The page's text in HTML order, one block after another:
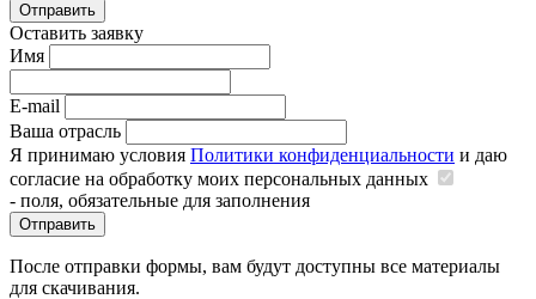
Отправить
Оставить заявку
Имя
E-mail
Ваша отрасль
Я принимаю условия Политики конфиденциальности и даю
согласие на обработку моих персональных данных
- поля, обязательные для заполнения
Отправить
После отправки формы, вам будут доступны все материалы
для скачивания.